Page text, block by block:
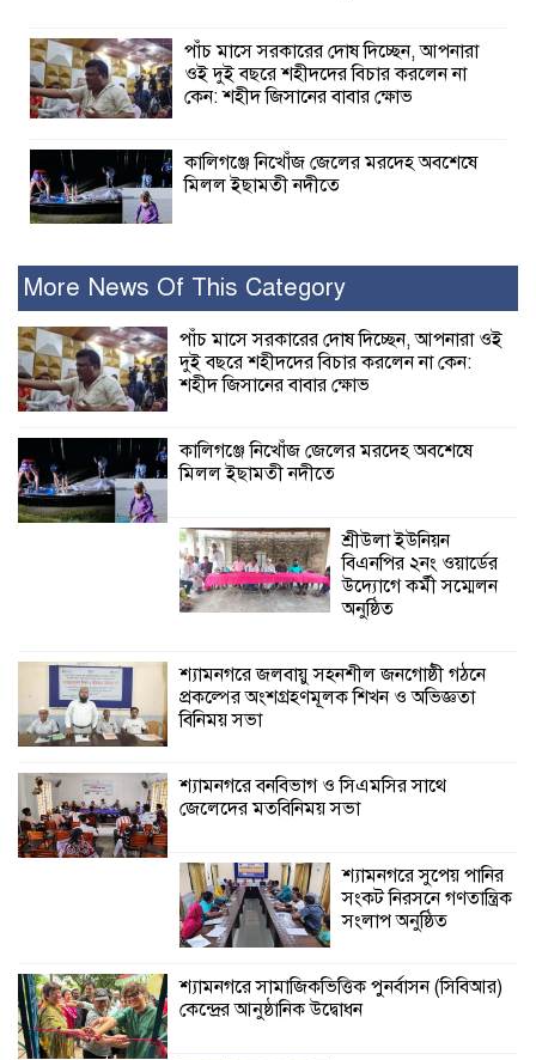
পাঁচ মাসে সরকারের দোষ দিচ্ছেন, আপনারা
ওই দুই বছরে শহীদদের বিচার করলেন না
কেন: শহীদ জিসানের বাবার ক্ষোভ
কালিগঞ্জে নিখোঁজ জেলের মরদেহ অবশেষে
মিলল ইছামতী নদীতে
উদ্যোগে কর্মী সম্মেলন
শ্যামনগরে জলবায়ু সহনশীল জনগোষ্ঠী গঠনে
শ্যামনগরে সুপেয়
পানির সংকট নিরসনে
শ্যামনগরে সামাজিকভিত্তিক পুনর্বাসন
লিডার্সের উদ্যোগে নারী
কৃষকদের বীজ সংরক্ষণ
More News Of This Category
পাঁচ মাসে সরকারের দোষ দিচ্ছেন, আপনারা ওই
দুই বছরে শহীদদের বিচার করলেন না কেন:
শহীদ জিসানের বাবার ক্ষোভ
কালিগঞ্জে নিখোঁজ জেলের মরদেহ অবশেষে
মিলল ইছামতী নদীতে
শ্রীউলা ইউনিয়ন
বিএনপির ২নং ওয়ার্ডের
উদ্যোগে কর্মী সম্মেলন
অনুষ্ঠিত
শ্যামনগরে জলবায়ু সহনশীল জনগোষ্ঠী গঠনে
প্রকল্পের অংশগ্রহণমূলক শিখন ও অভিজ্ঞতা
বিনিময় সভা
শ্যামনগরে বনবিভাগ ও সিএমসির সাথে
জেলেদের মতবিনিময় সভা
শ্যামনগরে সুপেয় পানির
সংকট নিরসনে গণতান্ত্রিক
সংলাপ অনুষ্ঠিত
শ্যামনগরে সামাজিকভিত্তিক পুনর্বাসন (সিবিআর)
কেন্দ্রের আনুষ্ঠানিক উদ্বোধন